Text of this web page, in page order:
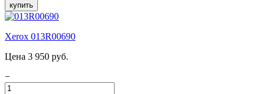
купить
Xerox 013R00690
Цена 3 950 руб.
−